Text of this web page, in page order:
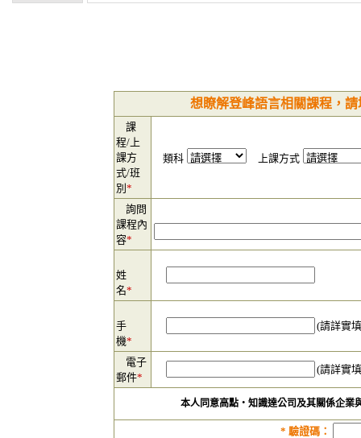
想瞭解登峰語言相關課程，
課
程/上
課方
式/班
別*
類科 上課方式
詢問
課程內
容*
姓
名*
手
機*
(請詳實
電子
郵件*
(請詳實
本人同意高點‧知識達公司及其關係企業
* 驗證碼：